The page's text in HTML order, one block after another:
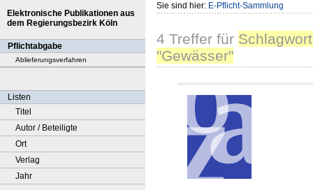
Elektronische Publikationen aus
dem Regierungsbezirk Köln
Pflichtabgabe
Ablieferungsverfahren
Listen
Titel
Autor / Beteiligte
Ort
Verlag
Jahr
Sie sind hier: E-Pflicht-Sammlung
4 Treffer für
"Gewässer"